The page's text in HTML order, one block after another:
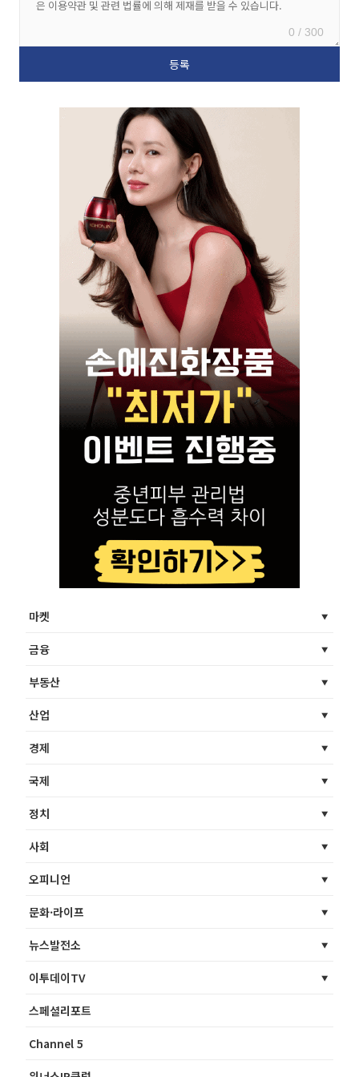
0 / 300
마켓
금융
부동산
산업
경제
국제
정치
사회
오피니언
문화·라이프
뉴스발전소
이투데이TV
스페셜리포트
Channel 5